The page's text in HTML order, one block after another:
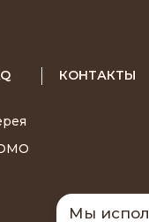
КОНТАКТЫ
Мы